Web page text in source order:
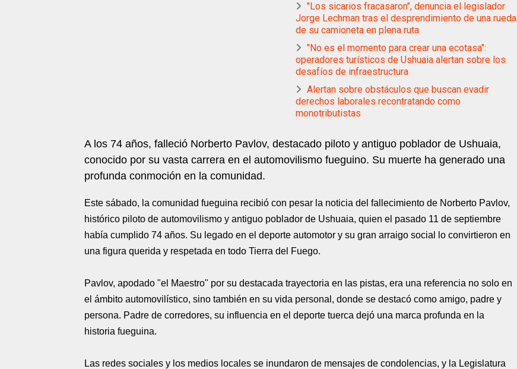
"Los sicarios fracasaron", denuncia el legislador
Jorge Lechman tras el desprendimiento de una rueda
de su camioneta en plena ruta
"No es el momento para crear una ecotasa":
operadores turísticos de Ushuaia alertan sobre los
desafíos de infraestructura
Alertan sobre obstáculos que buscan evadir
derechos laborales recontratando como
monotributistas
A los 74 años, falleció Norberto Pavlov, destacado piloto y antiguo poblador de Ushuaia,
conocido por su vasta carrera en el automovilismo fueguino. Su muerte ha generado una
profunda conmoción en la comunidad.
Este sábado, la comunidad fueguina recibió con pesar la noticia del fallecimiento de Norberto Pavlov,
histórico piloto de automovilismo y antiguo poblador de Ushuaia, quien el pasado 11 de septiembre
había cumplido 74 años. Su legado en el deporte automotor y su gran arraigo social lo convirtieron en
una figura querida y respetada en todo Tierra del Fuego.
Pavlov, apodado "el Maestro" por su destacada trayectoria en las pistas, era una referencia no solo en
el ámbito automovilístico, sino también en su vida personal, donde se destacó como amigo, padre y
persona. Padre de corredores, su influencia en el deporte tuerca dejó una marca profunda en la
historia fueguina.
Las redes sociales y los medios locales se inundaron de mensajes de condolencias, y la Legislatura